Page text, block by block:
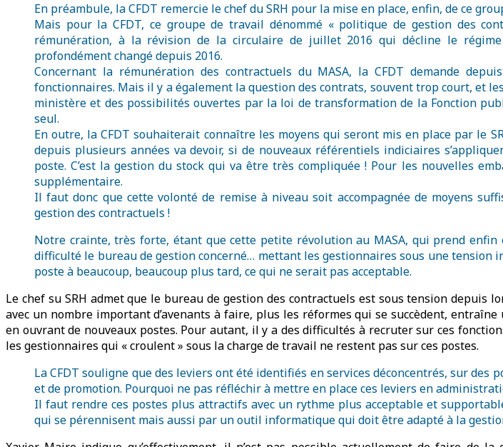
En préambule, la CFDT remercie le chef du SRH pour la mise en place, enfin, de ce
Mais pour la CFDT, ce groupe de travail dénommé « politique de gestion des
rémunération, à la révision de la circulaire de juillet 2016 qui décline le
profondément changé depuis 2016.
Concernant la rémunération des contractuels du MASA, la CFDT demande
fonctionnaires. Mais il y a également la question des contrats, souvent trop court, et
ministère et des possibilités ouvertes par la loi de transformation de la Fonction
seul.
En outre, la CFDT souhaiterait connaître les moyens qui seront mis en place par le
depuis plusieurs années va devoir, si de nouveaux référentiels indiciaires
poste. C’est la gestion du stock qui va être très compliquée ! Pour les nouvelles
supplémentaire.
Il faut donc que cette volonté de remise à niveau soit accompagnée de moyens
gestion des contractuels !
Notre crainte, très forte, étant que cette petite révolution au MASA, qui prend
difficulté le bureau de gestion concerné… mettant les gestionnaires sous une tension
poste à beaucoup, beaucoup plus tard, ce qui ne serait pas acceptable.
Le chef su SRH admet que le bureau de gestion des contractuels est sous tension depuis
avec un nombre important d’avenants à faire, plus les réformes qui se succèdent,
en ouvrant de nouveaux postes. Pour autant, il y a des difficultés à recruter sur ces
les gestionnaires qui « croulent » sous la charge de travail ne restent pas sur ces postes.
La CFDT souligne que des leviers ont été identifiés en services déconcentrés, sur
et de promotion. Pourquoi ne pas réfléchir à mettre en place ces leviers en
Il faut rendre ces postes plus attractifs avec un rythme plus acceptable et
qui se pérennisent mais aussi par un outil informatique qui doit être adapté à la